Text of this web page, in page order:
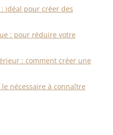
idéal pour créer des
: pour réduire votre
: comment créer une
nécessaire à connaître